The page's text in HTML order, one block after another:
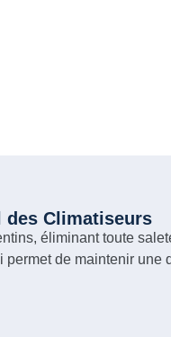
des Climatiseurs
éliminant toute
permet de maintenir une